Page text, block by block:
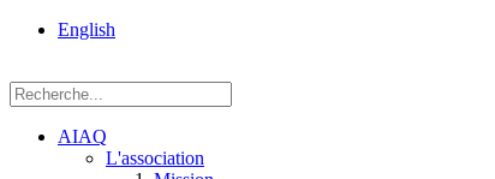
English
AIAQ
L'association
Einstein, Québec
G1P